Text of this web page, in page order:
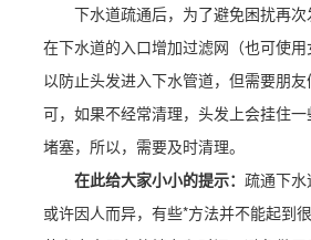
下水道疏通后，为了避免困扰再
在下水道的入口增加过滤网（也可使
以防止头发进入下水管道，但需要朋
可，如果不经常清理，头发上会挂住
堵塞，所以，需要及时清理。
在此给大家小小的提示： 疏通下水
或许因人而异，有些*方法并不能起到